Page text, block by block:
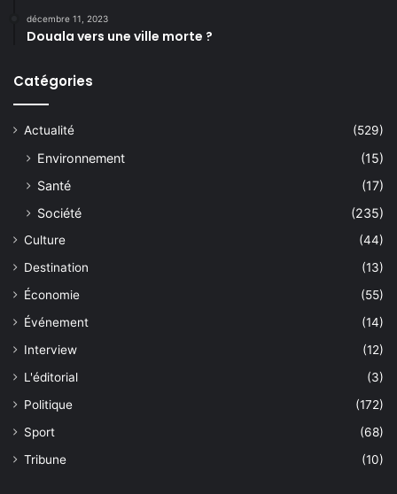
décembre 11, 2023
Douala vers une ville morte ?
Catégories
Actualité (529)
Environnement
(15)
Santé
(17)
Société
(235)
Culture
(44)
Destination
(13)
Économie
(55)
Événement
(14)
Interview
(12)
L'éditorial
(3)
Politique
(172)
Sport
(68)
Tribune
(10)